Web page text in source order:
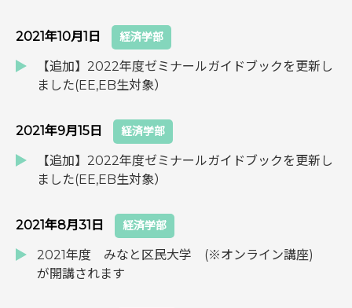
2021年10月1日 経済学部
【追加】2022年度ゼミナールガイドブックを更新し
ました(EE,EB生対象）
2021年9月15日 経済学部
【追加】2022年度ゼミナールガイドブックを更新し
ました(EE,EB生対象）
2021年8月31日 経済学部
2021年度 みなと区民大学 (※オンライン講座)
が開講されます